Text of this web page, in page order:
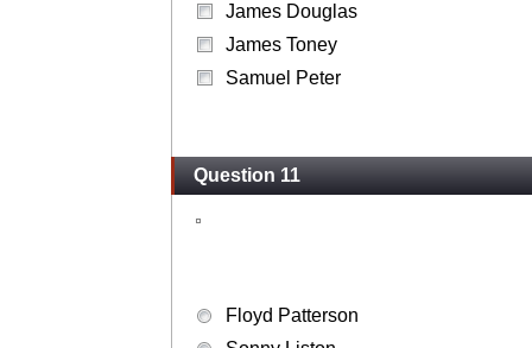
James Douglas
James Toney
Samuel Peter
Question 11
Floyd Patterson